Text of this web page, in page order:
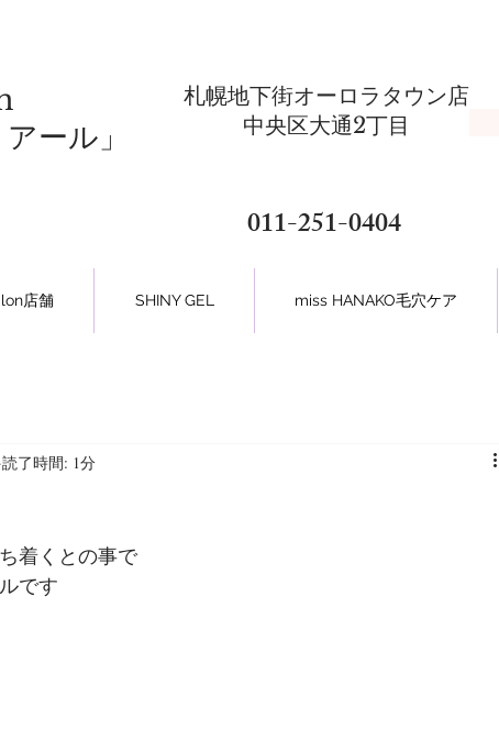
ール」
札幌地下街オーロラタウン店​
​中央区大通2丁目
011-251-0404
店舗 SHINY GEL miss HANAKO毛穴ケア
読了時間: 1分
着くとの事で
です